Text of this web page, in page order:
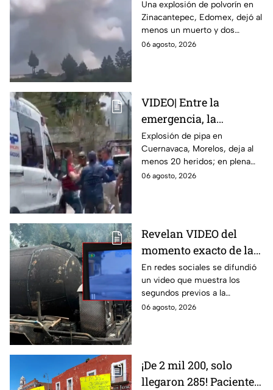
polvorín en Santa
María del Monte,
Zinacantepec; reportan
al menos un muerto y
Una explosión de polvorín en
Zinacantepec, Edomex, dejó al
menos un muerto y dos
heridos; autoridades atiende la
06 agosto, 2026
VIDEO| Entre la
emergencia, la
desesperación y el
llanto de un niño;
adultos desatan pelea
tras explosión de pipa
Explosión de pipa en
Cuernavaca, Morelos, deja al
menos 20 heridos; en plena
emergencia, dos hombres
06 agosto, 2026
Revelan VIDEO del
momento exacto de la
explosión de pipa de
gas en Cuernavaca,
Morelos
En redes sociales se difundió
un video que muestra los
segundos previos a la
explosión de una pipa de gas
06 agosto, 2026
¡De 2 mil 200, solo
llegaron 285! Pacientes